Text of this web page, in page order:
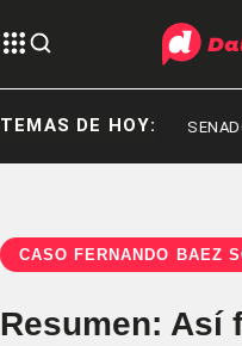
TEMAS DE HOY:
ARGENTINA SENADO
CASO FERNANDO BÁEZ
Resumen: Así